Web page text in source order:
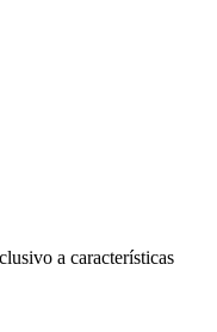
a características